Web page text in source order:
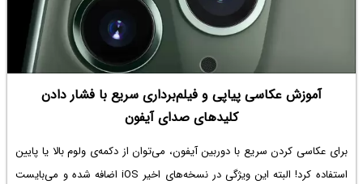
آموزش عکاسی پیاپی و فیلم‌برداری سریع با فشار دادن
کلیدهای صدای آیفون
برای عکاسی کردن سریع با دوربین آیفون، می‌توان از دکمه‌ی ولوم بالا یا پایین
استفاده کرد! البته این ویژگی در نسخه‌های اخیر iOS اضافه شده و می‌بایست